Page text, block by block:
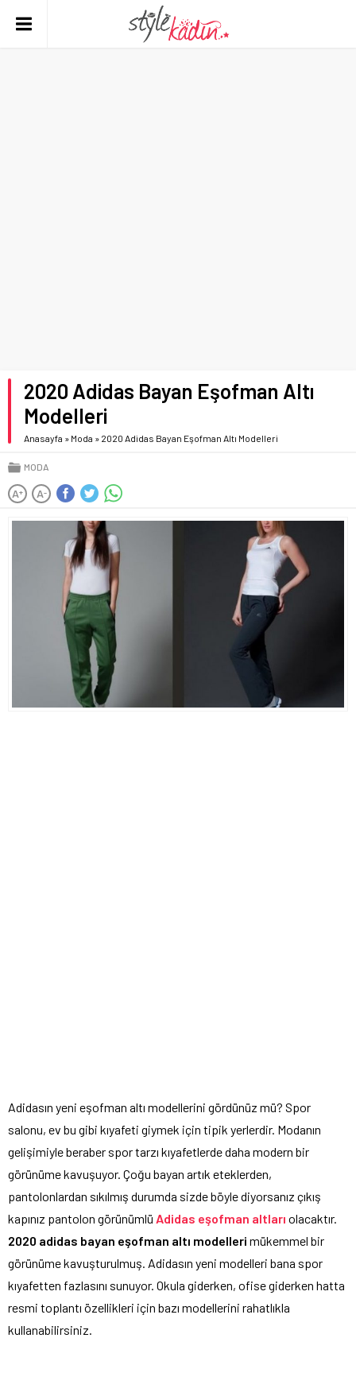
2020 Adidas Bayan Eşofman Altı
Modelleri
Anasayfa » Moda » 2020 Adidas Bayan Eşofman Altı Modelleri
MODA
A+ A-
Adidasın yeni eşofman altı modellerini gördünüz mü? Spor
salonu, ev bu gibi kıyafeti giymek için tipik yerlerdir. Modanın
gelişimiyle beraber spor tarzı kıyafetlerde daha modern bir
görünüme kavuşuyor. Çoğu bayan artık eteklerden,
pantolonlardan sıkılmış durumda sizde böyle diyorsanız çıkış
kapınız pantolon görünümlü Adidas eşofman altları olacaktır.
2020 adidas bayan eşofman altı modelleri mükemmel bir
görünüme kavuşturulmuş. Adidasın yeni modelleri bana spor
kıyafetten fazlasını sunuyor. Okula giderken, ofise giderken hatta
resmi toplantı özellikleri için bazı modellerini rahatlıkla
kullanabilirsiniz.